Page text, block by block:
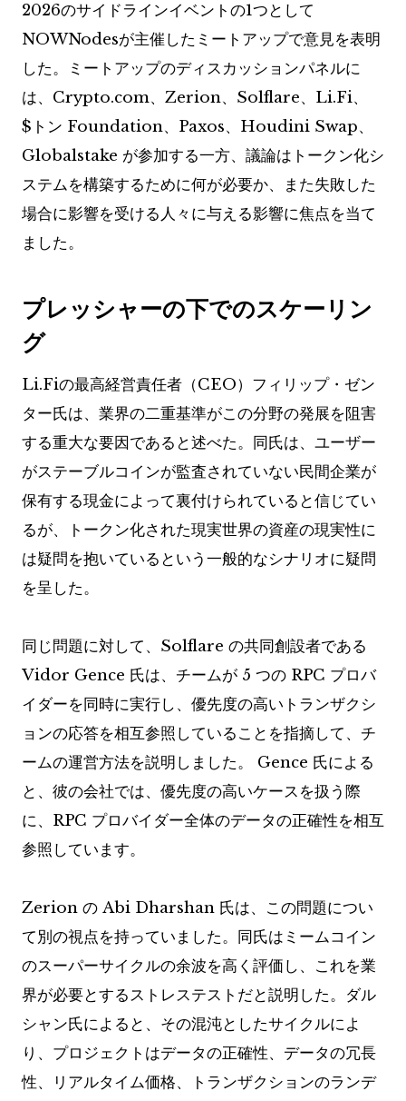
2026のサイドラインイベントの1つとして
NOWNodesが主催したミートアップで意見を表明
した。ミートアップのディスカッションパネルに
は、Crypto.com、Zerion、Solflare、Li.Fi、
$トン Foundation、Paxos、Houdini Swap、
Globalstake が参加する一方、議論はトークン化シ
ステムを構築するために何が必要か、また失敗した
場合に影響を受ける人々に与える影響に焦点を当て
ました。
プレッシャーの下でのスケーリン
グ
Li.Fiの最高経営責任者（CEO）フィリップ・ゼン
ター氏は、業界の二重基準がこの分野の発展を阻害
する重大な要因であると述べた。同氏は、ユーザー
がステーブルコインが監査されていない民間企業が
保有する現金によって裏付けられていると信じてい
るが、トークン化された現実世界の資産の現実性に
は疑問を抱いているという一般的なシナリオに疑問
を呈した。
同じ問題に対して、Solflare の共同創設者である
Vidor Gence 氏は、チームが 5 つの RPC プロバ
イダーを同時に実行し、優先度の高いトランザクシ
ョンの応答を相互参照していることを指摘して、チ
ームの運営方法を説明しました。 Gence 氏による
と、彼の会社では、優先度の高いケースを扱う際
に、RPC プロバイダー全体のデータの正確性を相互
参照しています。
Zerion の Abi Dharshan 氏は、この問題につい
て別の視点を持っていました。同氏はミームコイン
のスーパーサイクルの余波を高く評価し、これを業
界が必要とするストレステストだと説明した。ダル
シャン氏によると、その混沌とし​​たサイクルによ
り、プロジェクトはデータの正確性、データの冗長
性、リアルタイム価格、トランザクションのランデ